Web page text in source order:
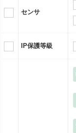
センサ
IP保護等級